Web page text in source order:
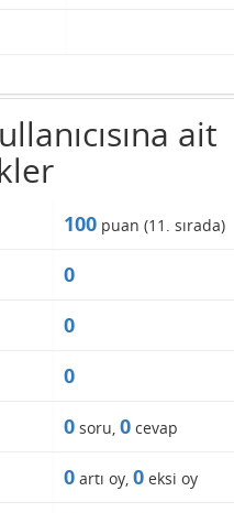
ait
100 puan (11 . sırada)
0
0
0
0 soru, 0 cevap
0 artı oy, 0 eksi oy